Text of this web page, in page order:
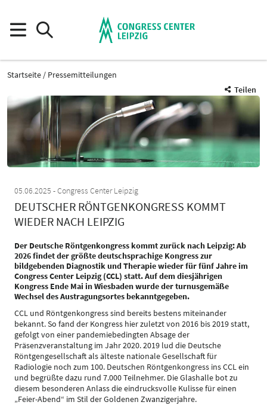
Startseite
Pressemitteilungen
Teilen
05.06.2025 Congress Center Leipzig
DEUTSCHER RÖNTGENKONGRESS KOMMT
WIEDER NACH LEIPZIG
Der Deutsche Röntgenkongress kommt zurück nach Leipzig: Ab
2026 findet der größte deutschsprachige Kongress zur
bildgebenden Diagnostik und Therapie wieder für fünf Jahre im
Congress Center Leipzig (CCL) statt. Auf dem diesjährigen
Kongress Ende Mai in Wiesbaden wurde der turnusgemäße
Wechsel des Austragungsortes bekanntgegeben.
CCL und Röntgenkongress sind bereits bestens miteinander
bekannt. So fand der Kongress hier zuletzt von 2016 bis 2019 statt,
gefolgt von einer pandemiebedingten Absage der
Präsenzveranstaltung im Jahr 2020. 2019 lud die Deutsche
Röntgengesellschaft als älteste nationale Gesellschaft für
Radiologie noch zum 100. Deutschen Röntgenkongress ins CCL ein
und begrüßte dazu rund 7.000 Teilnehmer. Die Glashalle bot zu
diesem besonderen Anlass die eindrucksvolle Kulisse für einen
„Feier-Abend“ im Stil der Goldenen Zwanzigerjahre.